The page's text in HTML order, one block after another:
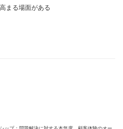
まる場面がある